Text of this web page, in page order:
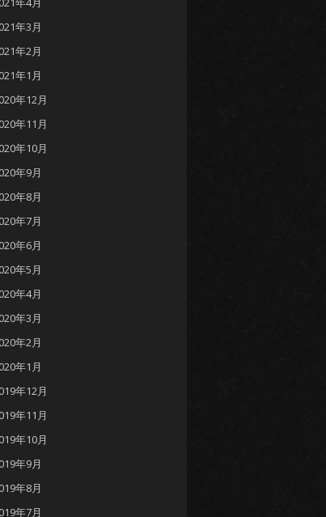
年3月
年2月
年1月
年12月
年11月
年10月
年9月
年8月
年7月
年6月
年5月
年4月
年3月
年2月
年1月
年12月
年11月
年10月
年9月
年8月
年7月